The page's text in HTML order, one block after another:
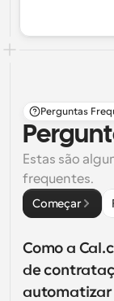
Perguntas
Estas são
frequentes.
Começar
Como a
de
automatizar